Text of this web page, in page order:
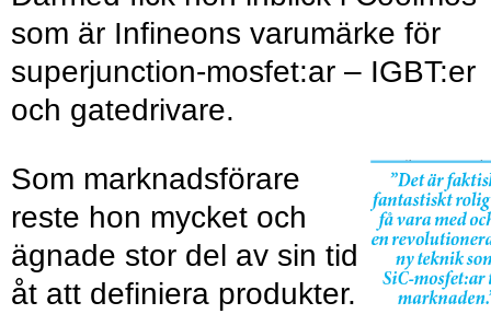
som är Infineons varumärke för
superjunc­tion-mosfet:ar – IGBT:er
och gatedrivare.
Som marknadsförare
reste hon mycket och
ägnade stor del av sin tid
åt att definiera produkter.